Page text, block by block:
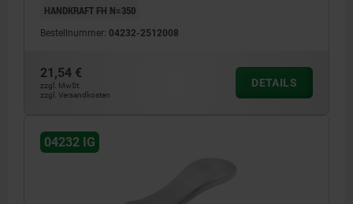
HANDKRAFT FH N=350
Bestellnummer: 04232-2512008
21,54 €
zzgl. MwSt.
zzgl. Versandkosten
DETAILS
04232 IG